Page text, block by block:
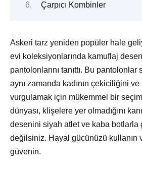
Çarpıcı Kombinler
Askeri tarz yeniden popüler hale
evi koleksiyonlarında kamuflaj
pantolonlarını tanıttı. Bu
aynı zamanda kadının çekiciliğini
vurgulamak için mükemmel bir
dünyası, klişelere yer olmadığını
desenini siyah atlet ve kaba botlarla
değilsiniz. Hayal gücünüzü kullanın
güvenin.